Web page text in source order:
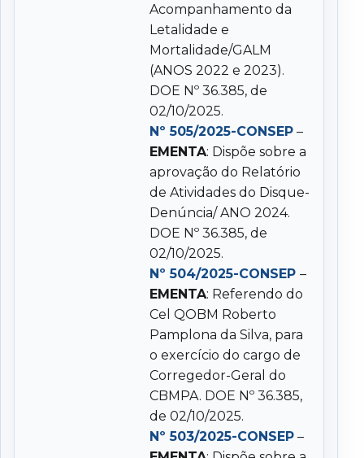
Acompanhamento da
Letalidade e
Mortalidade/GALM
(ANOS 2022 e 2023).
DOE Nº 36.385, de
02/10/2025.
Nº 505/2025-CONSEP –
EMENTA: Dispõe sobre a
aprovação do Relatório
de Atividades do Disque-
Denúncia/ ANO 2024.
DOE Nº 36.385, de
02/10/2025.
Nº 504/2025-CONSEP–
EMENTA: Referendo do
Cel QOBM Roberto
Pamplona da Silva, para
o exercício do cargo de
Corregedor-Geral do
CBMPA. DOE Nº 36.385,
de 02/10/2025.
Nº 503/2025-CONSEP –